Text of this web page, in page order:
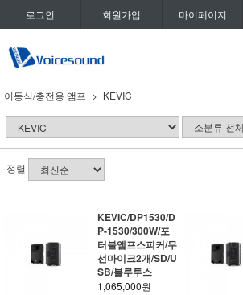
로그인 회원가입 마이페이지
이동식/충전용 앰프 KEVIC
정렬
KEVIC/DP1530/D
P-1530/300W/포
터블앰프스피커/무
선마이크2개/SD/U
SB/블루투스
1,065,000원